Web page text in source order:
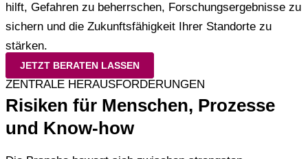
hilft, Gefahren zu beherrschen, Forschungsergebnisse zu
sichern und die Zukunftsfähigkeit Ihrer Standorte zu
stärken.
JETZT BERATEN LASSEN
ZENTRALE HERAUSFORDERUNGEN
Risiken für Menschen, Prozesse
und Know-how